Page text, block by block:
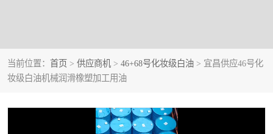
当前位置： 首页 > 供应商机 > 46+68号化妆级白油 > 宜昌供应46号化
妆级白油机械润滑橡塑加工用油